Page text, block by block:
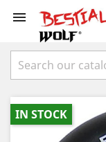

IN STOCK